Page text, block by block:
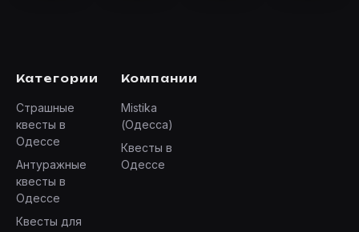
Категории
Страшные
квесты в
Одессе
Антуражные
квесты в
Одессе
Квесты для
Компании
Mistika
(Одесса)
Квесты в
Одессе